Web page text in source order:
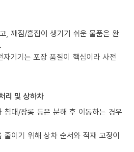
, 깨짐/흠집이 생기기 쉬운 물품은 완
자기기는 포장 품질이 핵심이라 사전
리 및 상하차
침대/장롱 등은 분해 후 이동하는 경우
줄이기 위해 상차 순서와 적재 고정이